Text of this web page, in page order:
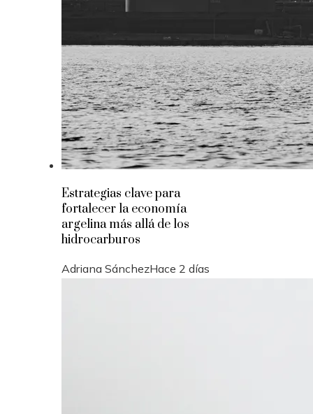
Estrategias clave para
fortalecer la economía
argelina más allá de los
hidrocarburos
Adriana SánchezHace 2 días